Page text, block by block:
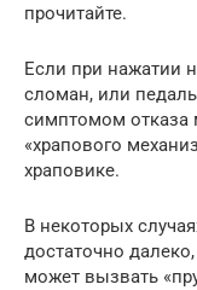
прочитайте.
Если при нажатии
сломан, или
симптомом отказа
«храпового
храповике.
В некоторых
достаточно
может вызвать